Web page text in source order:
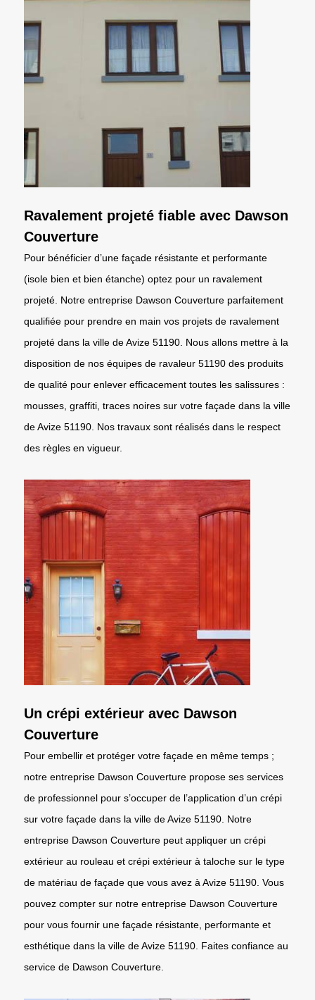
Ravalement projeté fiable avec Dawson
Couverture
Pour bénéficier d’une façade résistante et performante
(isole bien et bien étanche) optez pour un ravalement
projeté. Notre entreprise Dawson Couverture parfaitement
qualifiée pour prendre en main vos projets de ravalement
projeté dans la ville de Avize 51190. Nous allons mettre à la
disposition de nos équipes de ravaleur 51190 des produits
de qualité pour enlever efficacement toutes les salissures :
mousses, graffiti, traces noires sur votre façade dans la ville
de Avize 51190. Nos travaux sont réalisés dans le respect
des règles en vigueur.
Un crépi extérieur avec Dawson
Couverture
Pour embellir et protéger votre façade en même temps ;
notre entreprise Dawson Couverture propose ses services
de professionnel pour s’occuper de l’application d’un crépi
sur votre façade dans la ville de Avize 51190. Notre
entreprise Dawson Couverture peut appliquer un crépi
extérieur au rouleau et crépi extérieur à taloche sur le type
de matériau de façade que vous avez à Avize 51190. Vous
pouvez compter sur notre entreprise Dawson Couverture
pour vous fournir une façade résistante, performante et
esthétique dans la ville de Avize 51190. Faites confiance au
service de Dawson Couverture.